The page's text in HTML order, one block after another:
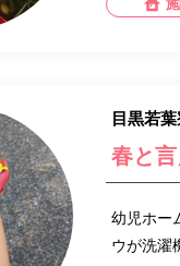
目黒若
春と
幼児ホー
ウが洗濯